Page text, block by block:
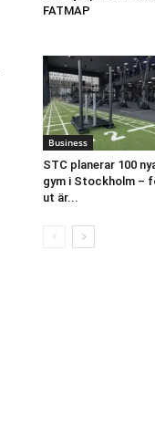
FATMAP
Business
STC planerar 100
gym i Stockholm –
ut är...